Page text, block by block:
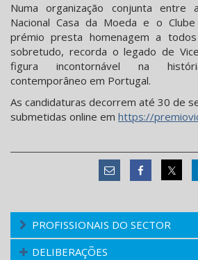
Numa organização conjunta entre
Nacional Casa da Moeda e o
prémio presta homenagem a
sobretudo, recorda o legado de
figura incontornável na
contemporâneo em Portugal.
As candidaturas decorrem até 30 de
submetidas online em https://
PROFISSIONAIS DO SECTOR
DELIBERAÇÕES